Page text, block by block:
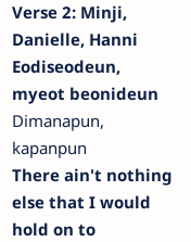
Verse 2: Minji,
Danielle, Hanni
Eodiseodeun,
myeot beonideun
Dimanapun,
kapanpun
There ain't nothing
else that I would
hold on to